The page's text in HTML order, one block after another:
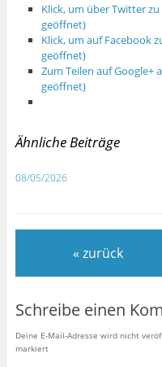
Klick, um über Twitter
geöffnet)
Klick, um auf Facebook
geöffnet)
Zum Teilen auf Google+
geöffnet)
Ähnliche Beiträge
08/05/2026
« zurück
Schreibe einen
Deine E-Mail-Adresse wird nicht
markiert